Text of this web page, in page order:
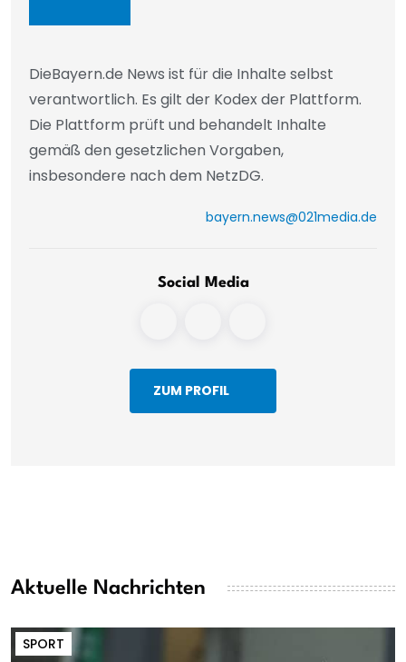
DieBayern.de News ist für die Inhalte selbst
verantwortlich. Es gilt der Kodex der Plattform.
Die Plattform prüft und behandelt Inhalte
gemäß den gesetzlichen Vorgaben,
insbesondere nach dem NetzDG.
bayern.news@021media.de
Social Media
ZUM PROFIL
Aktuelle Nachrichten
SPORT